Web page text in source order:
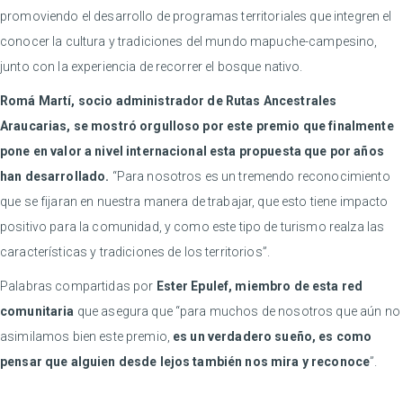
promoviendo el desarrollo de programas territoriales que integren el
conocer la cultura y tradiciones del mundo mapuche-campesino,
junto con la experiencia de recorrer el bosque nativo.
Romá Martí, socio administrador de Rutas Ancestrales
Araucarias, se mostró orgulloso por este premio que finalmente
pone en valor a nivel internacional esta propuesta que por años
han desarrollado. “Para nosotros es un tremendo reconocimiento
que se fijaran en nuestra manera de trabajar, que esto tiene impacto
positivo para la comunidad, y como este tipo de turismo realza las
características y tradiciones de los territorios”.
Palabras compartidas por Ester Epulef, miembro de esta red
comunitaria que asegura que “para muchos de nosotros que aún no
asimilamos bien este premio, es un verdadero sueño, es como
pensar que alguien desde lejos también nos mira y reconoce”.